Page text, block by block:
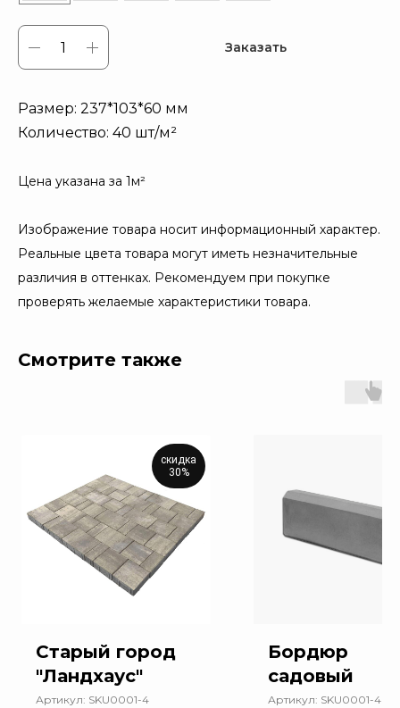
Заказать
Размер: 237*103*60 мм
Количество: 40 шт/м²
Цена указана за 1м²
Изображение товара носит информационный характер.
Реальные цвета товара могут иметь незначительные
различия в оттенках. Рекомендуем при покупке
проверять желаемые характеристики товара.
Смотрите также
скидка
30%
Старый город
"Ландхаус"
Артикул: SKU0001-4
Бордюр
садовый
Артикул: SKU0001-4